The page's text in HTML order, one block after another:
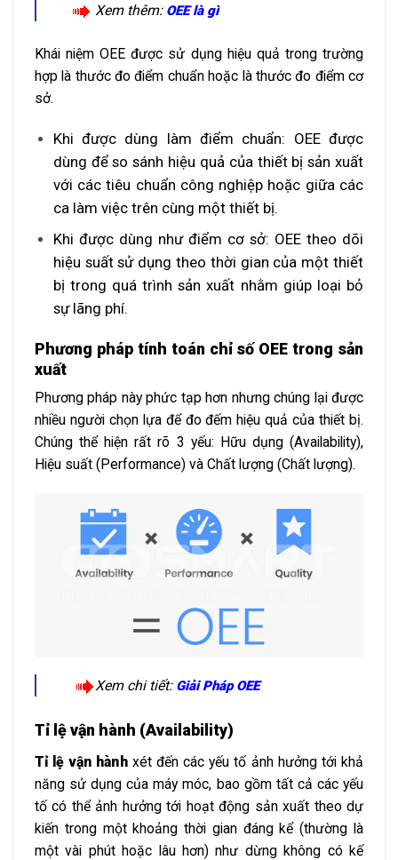
Xem thêm: OEE là gì
Khái niệm OEE được sử dụng hiệu quả trong trường
hợp là thước đo điểm chuẩn hoặc là thước đo điểm cơ
sở.
Khi được dùng làm điểm chuẩn: OEE được
dùng để so sánh hiệu quả của thiết bị sản xuất
với các tiêu chuẩn công nghiệp hoặc giữa các
ca làm việc trên cùng một thiết bị.
Khi được dùng như điểm cơ sở: OEE theo dõi
hiệu suất sử dụng theo thời gian của một thiết
bị trong quá trình sản xuất nhằm giúp loại bỏ
sự lãng phí.
Phương pháp tính toán chỉ số OEE trong sản
xuất
Phương pháp này phức tạp hơn nhưng chúng lại được
nhiều người chọn lựa để đo đếm hiệu quả của thiết bị.
Chúng thể hiện rất rõ 3 yếu: Hữu dụng (Availability),
Hiệu suất (Performance) và Chất lượng (Chất lượng).
Xem chi tiết: Giải Pháp OEE
Tỉ lệ vận hành (Availability)
Tỉ lệ vận hành xét đến các yếu tố ảnh hưởng tới khả
năng sử dụng của máy móc, bao gồm tất cả các yếu
tố có thể ảnh hưởng tới hoạt động sản xuất theo dự
kiến trong một khoảng thời gian đáng kể (thường là
một vài phút hoặc lâu hơn) như dừng không có kế